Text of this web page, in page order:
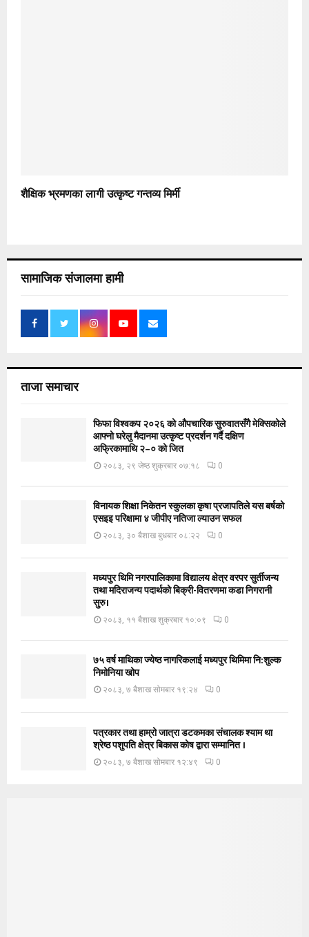
शैक्षिक भ्रमणका लागी उत्कृष्ट गन्तव्य मिर्मी
सामाजिक संजालमा हामी
ताजा समाचार
फिफा विश्वकप २०२६ को औपचारिक सुरुवातसँगै मेक्सिकोले
आफ्नो घरेलु मैदानमा उत्कृष्ट प्रदर्शन गर्दै दक्षिण
अफ्रिकामाथि २–० को जित
२०८३, २९ जेष्ठ शुक्रबार ०७:१८ 0
विनायक शिक्षा निकेतन स्कुलका कृषा प्रजापतिले यस बर्षको
एसइइ परिक्षामा ४ जीपीए नतिजा ल्याउन सफल
२०८३, ३० बैशाख बुधबार ०८:२२ 0
मध्यपुर थिमि नगरपालिकामा विद्यालय क्षेत्र वरपर सुर्तीजन्य
तथा मदिराजन्य पदार्थको बिक्री-वितरणमा कडा निगरानी
सुरु।
२०८३, ११ बैशाख शुक्रबार १०:०९ 0
७५ वर्ष माथिका ज्येष्ठ नागरिकलाई मध्यपुर थिमिमा नि:शुल्क
निमोनिया खोप
२०८३, ७ बैशाख सोमबार १९:२४ 0
पत्रकार तथा हाम्रो जात्रा डटकमका संचालक श्याम था
श्रेष्ठ पशुपति क्षेत्र बिकास कोष द्वारा सम्मानित ।
२०८३, ७ बैशाख सोमबार १२:४९ 0